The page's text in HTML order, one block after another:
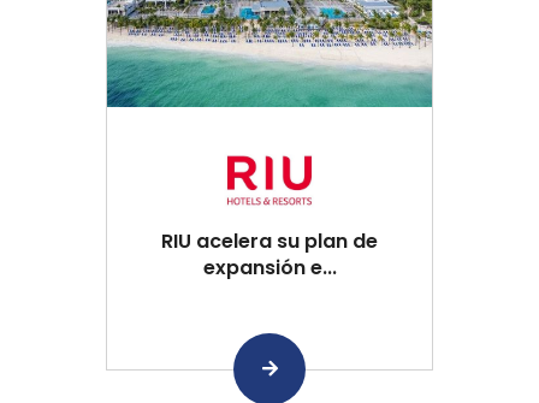
RIU acelera su plan de
expansión e...